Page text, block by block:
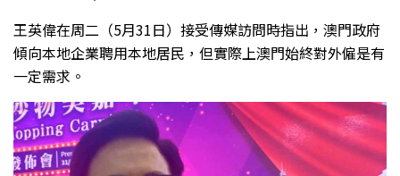
王英偉在周二（5月31日）接受傳媒訪問時指出，澳門政府
傾向本地企業聘用本地居民，但實際上澳門始終對外僱是有
一定需求。